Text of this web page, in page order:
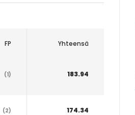
FP Yhteensä
(1) 183.94
(2) 174.34